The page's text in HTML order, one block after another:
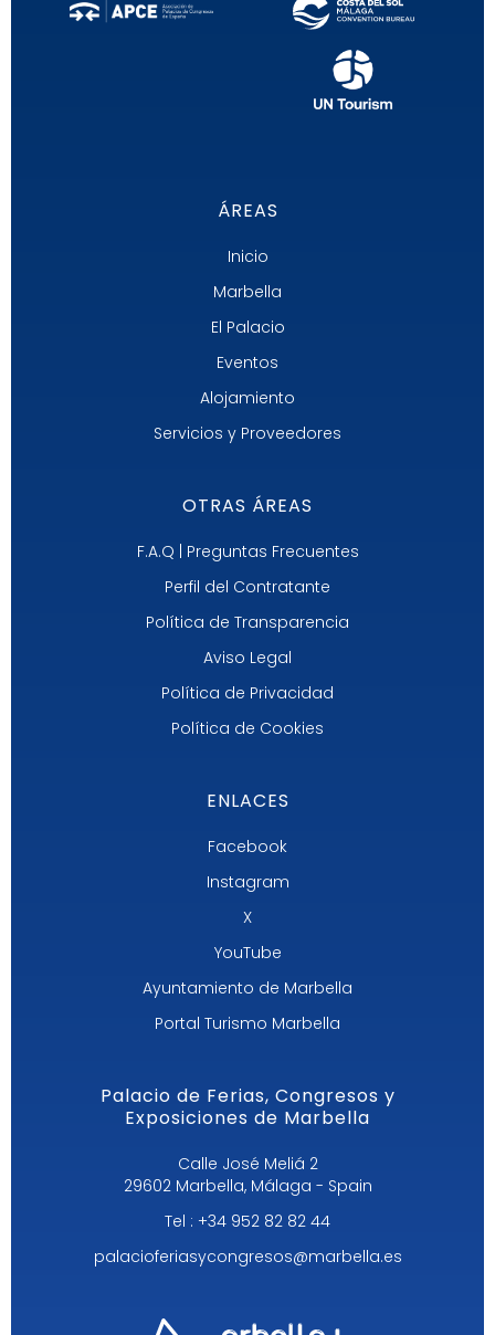
ÁREAS
Inicio
Marbella
El Palacio
Eventos
Alojamiento
Servicios y Proveedores
OTRAS ÁREAS
F.A.Q | Preguntas Frecuentes
Perfil del Contratante
Política de Transparencia
Aviso Legal
Política de Privacidad
Política de Cookies
ENLACES
Facebook
Instagram
X
YouTube
Ayuntamiento de Marbella
Portal Turismo Marbella
Palacio de Ferias, Congresos y
Exposiciones de Marbella
Calle José Meliá 2
29602 Marbella, Málaga - Spain
Tel : +34 952 82 82 44
palacioferiasycongresos@marbella.es